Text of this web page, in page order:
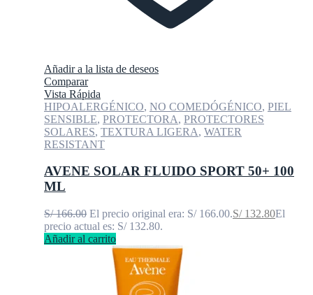
Añadir a la lista de deseos
Comparar
Vista Rápida
HIPOALERGÉNICO, NO COMEDÓGÉNICO, PIEL
SENSIBLE, PROTECTORA, PROTECTORES
SOLARES, TEXTURA LIGERA, WATER
RESISTANT
AVENE SOLAR FLUIDO SPORT 50+ 100
ML
S/166.00 El precio original era: S/ 166.00.S/132.80El
precio actual es: S/ 132.80.
Añadir al carrito